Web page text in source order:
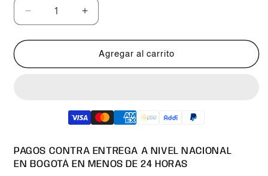
Reducir
cantidad
para
esencial
Termómetro
digital
Aumentar
cantidad
para
esencial
OIS
300
Termómetro
digital
Agregar al carrito
PAGOS CONTRA ENTREGA A NIVEL NACIONAL
EN BOGOTÁ EN MENOS DE 24 HORAS